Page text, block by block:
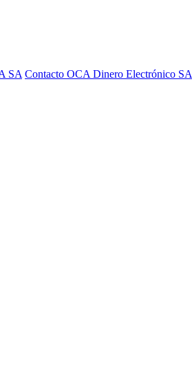
SA Contacto OCA Dinero Electrónico SA